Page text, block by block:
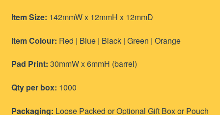
Item Size: 142mmW x 12mmH x 12mmD
Item Colour: Red | Blue | Black | Green | Orange
Pad Print: 30mmW x 6mmH (barrel)
Qty per box: 1000
Packaging: Loose Packed or Optional Gift Box or Pouch